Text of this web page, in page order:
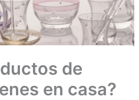
de
en casa?